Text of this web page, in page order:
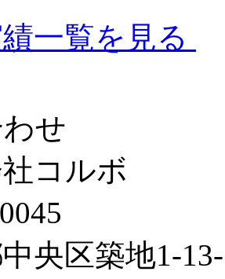
一覧を見る
せ
コルボ
央区築地1-